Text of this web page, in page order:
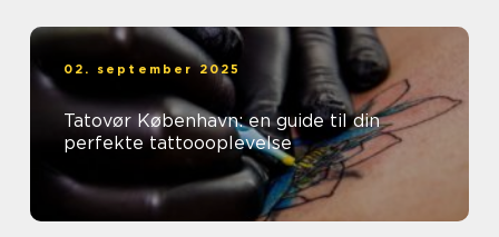
02. september 2025
Tatovør København: en guide til din
perfekte tattoooplevelse